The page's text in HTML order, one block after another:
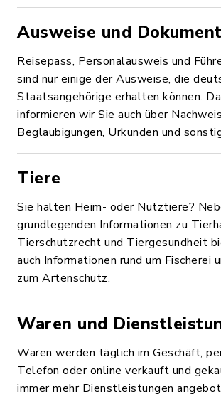
Ausweise und
Reisepass, Personalausweis und
sind nur einige der Ausweise, die
Staatsangehörige erhalten können.
informieren wir Sie auch über
Beglaubigungen, Urkunden und
Tiere
Sie halten Heim- oder Nutztiere?
grundlegenden Informationen zu
Tierschutzrecht und Tiergesundheit
auch Informationen rund um Fischerei
zum Artenschutz.
Waren und
Waren werden täglich im Geschäft,
Telefon oder online verkauft und
immer mehr Dienstleistungen